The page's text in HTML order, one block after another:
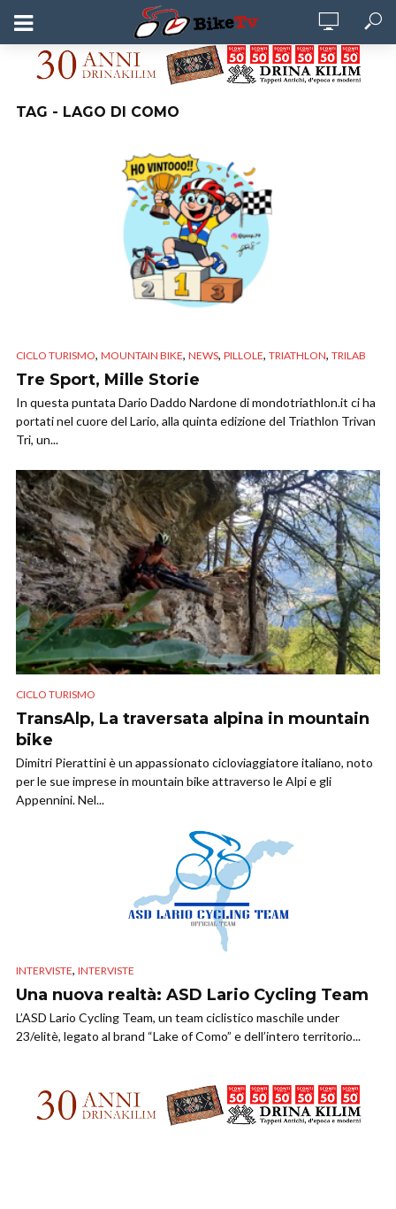
TAG - LAGO DI COMO
CICLO TURISMO, MOUNTAIN BIKE, NEWS, PILLOLE, TRIATHLON, TRILAB
Tre Sport, Mille Storie
In questa puntata Dario Daddo Nardone di mondotriathlon.it ci ha
portati nel cuore del Lario, alla quinta edizione del Triathlon Trivan
Tri, un...
CICLO TURISMO
TransAlp, La traversata alpina in mountain
bike
Dimitri Pierattini è un appassionato cicloviaggiatore italiano, noto
per le sue imprese in mountain bike attraverso le Alpi e gli
Appennini. Nel...
INTERVISTE, INTERVISTE
Una nuova realtà: ASD Lario Cycling Team
L’ASD Lario Cycling Team, un team ciclistico maschile under
23/elitè, legato al brand “Lake of Como” e dell’intero territorio...